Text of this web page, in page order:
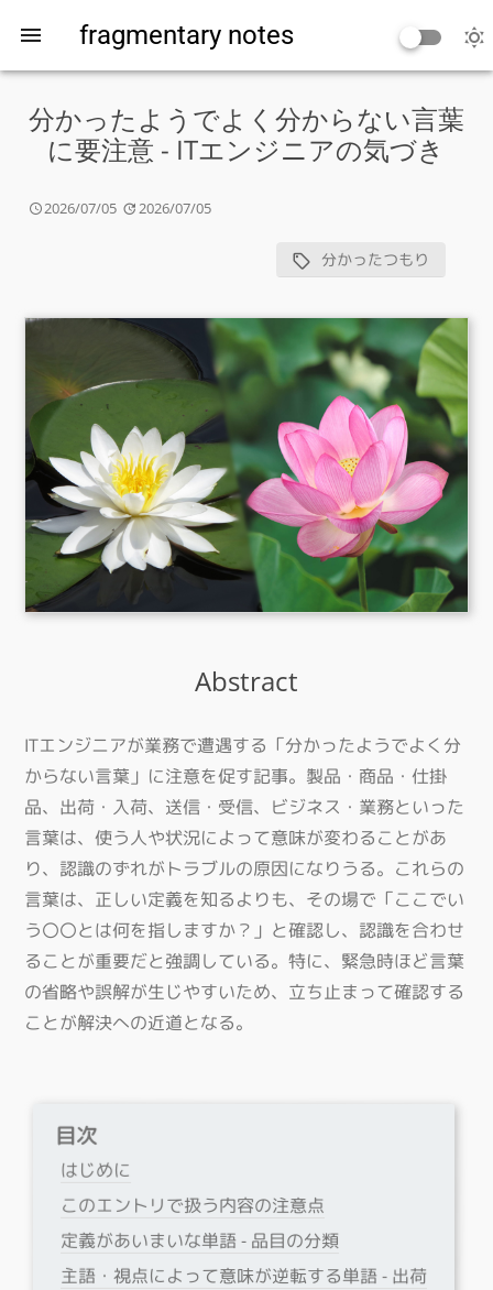
fragmentary notes
分かったようでよく分からない言葉
に要注意 - ITエンジニアの気づき
2026/07/05 2026/07/05
分かったつもり
Abstract
ITエンジニアが業務で遭遇する「分かったようでよく分
からない言葉」に注意を促す記事。製品・商品・仕掛
品、出荷・入荷、送信・受信、ビジネス・業務といった
言葉は、使う人や状況によって意味が変わることがあ
り、認識のずれがトラブルの原因になりうる。これらの
言葉は、正しい定義を知るよりも、その場で「ここでい
う〇〇とは何を指しますか？」と確認し、認識を合わせ
ることが重要だと強調している。特に、緊急時ほど言葉
の省略や誤解が生じやすいため、立ち止まって確認する
ことが解決への近道となる。
目次
はじめに
このエントリで扱う内容の注意点
定義があいまいな単語 - 品目の分類
主語・視点によって意味が逆転する単語 - 出荷